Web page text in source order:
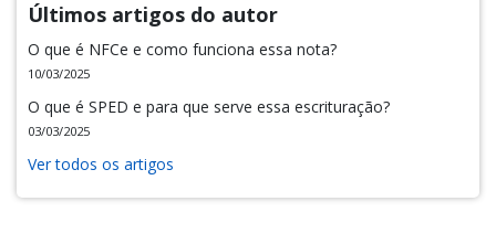
Últimos artigos do autor
O que é NFCe e como funciona essa nota?
10/03/2025
O que é SPED e para que serve essa escrituração?
03/03/2025
Ver todos os artigos